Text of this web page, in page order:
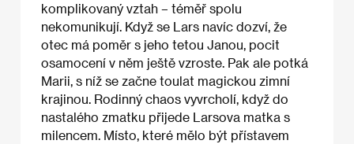
komplikovaný vztah – téměř spolu
nekomunikují. Když se Lars navíc dozví, že
otec má poměr s jeho tetou Janou, pocit
osamocení v něm ještě vzroste. Pak ale potká
Marii, s níž se začne toulat magickou zimní
krajinou. Rodinný chaos vyvrcholí, když do
nastalého zmatku přijede Larsova matka s
milencem. Místo, které mělo být přístavem